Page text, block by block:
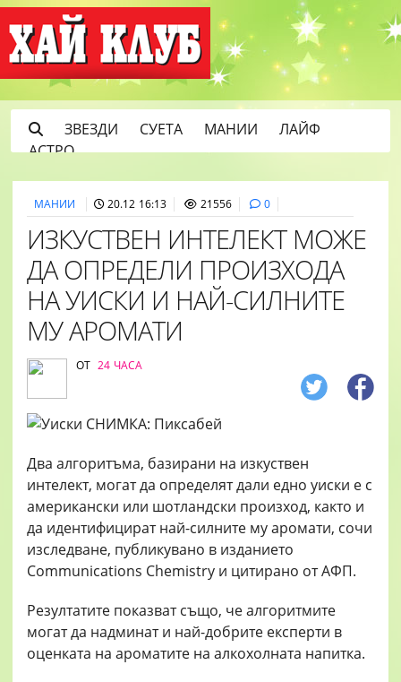
ЗВЕЗДИ СУЕТА МАНИИ
ЛАЙФ
АСТРО
МАНИИ 20.12 16:13 21556 0
ИЗКУСТВЕН ИНТЕЛЕКТ МОЖЕ
ДА ОПРЕДЕЛИ ПРОИЗХОДА
НА УИСКИ И НАЙ-СИЛНИТЕ
МУ АРОМАТИ
ОТ 24 ЧАСА
Два алгоритъма, базирани на изкуствен
интелект, могат да определят дали едно уиски е с
американски или шотландски произход, както и
да идентифицират най-силните му аромати, сочи
изследване, публикувано в изданието
Communications Chemistry и цитирано от АФП.
Резултатите показват също, че алгоритмите
могат да надминат и най-добрите експерти в
оценката на ароматите на алкохолната напитка.